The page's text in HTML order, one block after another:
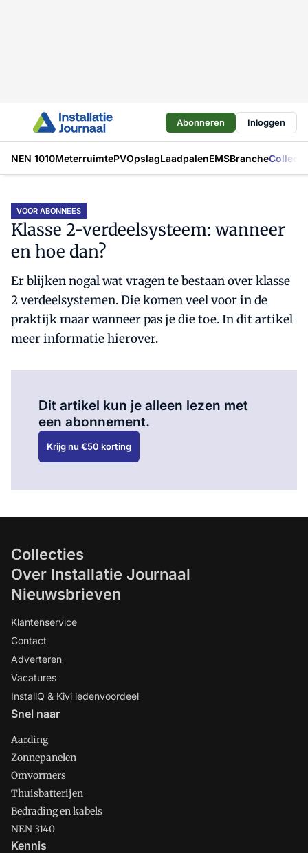
Abonneren Inloggen
NEN 1010MeterruimtePVOpslagLaadpalenEMSBranche
VOOR ABONNEES
Klasse 2-verdeelsysteem: wanneer
en hoe dan?
Er blijken nogal wat vragen te bestaan over klasse
2 verdeelsystemen. Die komen veel voor in de
praktijk maar wanneer pas je die toe. In dit artikel
meer informatie hierover.
Dit artikel kun je alleen lezen met
een abonnement.
Krijg nu €50 korting
Collecties
Over Installatie Journaal
Nieuwsbrieven
Klantenservice
Contact
Adverteren
Vacatures
InstallQ & Kivi ledenvoordeel
Snel naar
Aarding
Zonnepanelen
Omvormers
Thuisbatterijen
Bedrading en kabels
NEN 3140
Kennis